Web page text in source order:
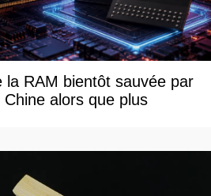
la RAM bientôt sauvée par
alors que plus